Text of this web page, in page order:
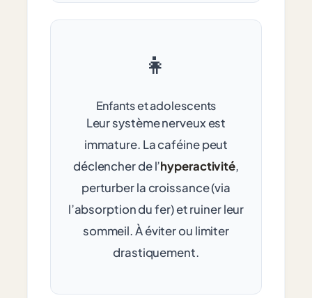
👧
Enfants et adolescents
Leur système nerveux est
immature. La caféine peut
déclencher de l’hyperactivité,
perturber la croissance (via
l’absorption du fer) et ruiner leur
sommeil. À éviter ou limiter
drastiquement.